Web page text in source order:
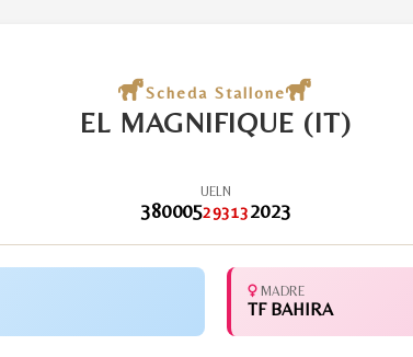
Scheda Stallone
EL MAGNIFIQUE (IT)
UELN
380005293132023
MADRE
TF BAHIRA